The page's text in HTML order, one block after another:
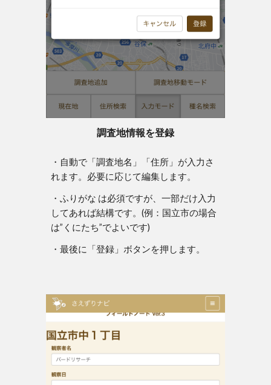
調査地情報を登録
・自動で「調査地名」「住所」が入力さ
れます。必要に応じて編集します。
・ふりがな は必須ですが、一部だけ入力
してあれば結構です。(例：国立市の場合
は”くにたち”でよいです)
・最後に「登録」ボタンを押します。